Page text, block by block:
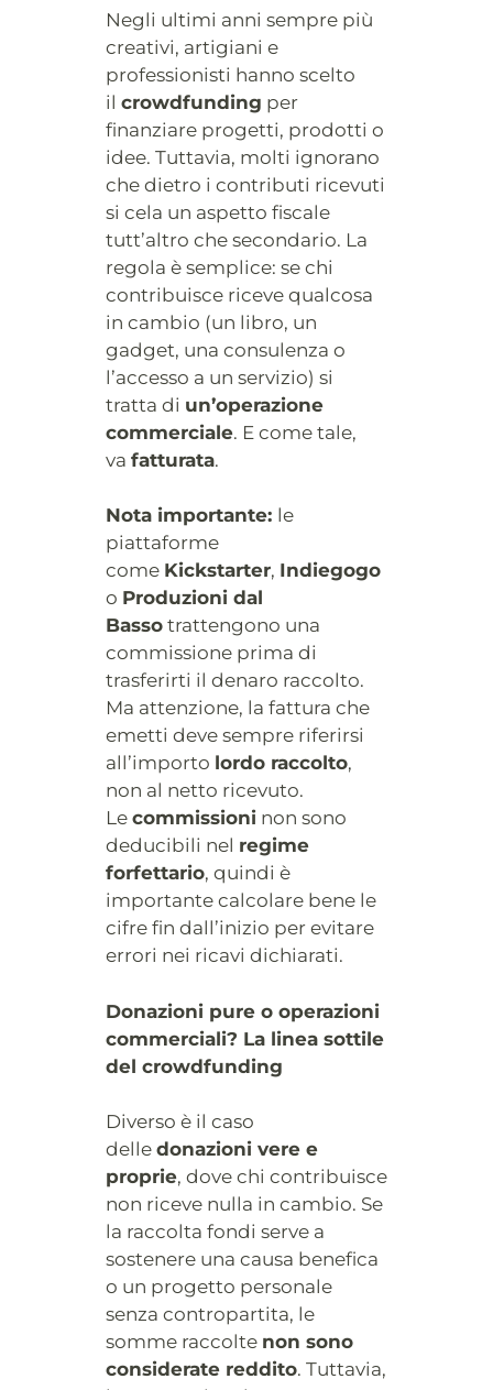
Negli ultimi anni sempre più
creativi, artigiani e
professionisti hanno scelto
il crowdfunding per
finanziare progetti, prodotti o
idee. Tuttavia, molti ignorano
che dietro i contributi ricevuti
si cela un aspetto fiscale
tutt’altro che secondario. La
regola è semplice: se chi
contribuisce riceve qualcosa
in cambio (un libro, un
gadget, una consulenza o
l’accesso a un servizio) si
tratta di un’operazione
commerciale. E come tale,
va fatturata.
Nota importante: le
piattaforme
come Kickstarter, Indiegogo
o Produzioni dal
Bassotrattengono una
commissione prima di
trasferirti il denaro raccolto.
Ma attenzione, la fattura che
emetti deve sempre riferirsi
all’importo lordo raccolto,
non al netto ricevuto.
Le commissioni non sono
deducibili nel regime
forfettario, quindi è
importante calcolare bene le
cifre fin dall’inizio per evitare
errori nei ricavi dichiarati.
Donazioni pure o operazioni
commerciali? La linea sottile
del crowdfunding
Diverso è il caso
delle donazioni vere e
proprie, dove chi contribuisce
non riceve nulla in cambio. Se
la raccolta fondi serve a
sostenere una causa benefica
o un progetto personale
senza contropartita, le
somme raccolte non sono
considerate reddito. Tuttavia,